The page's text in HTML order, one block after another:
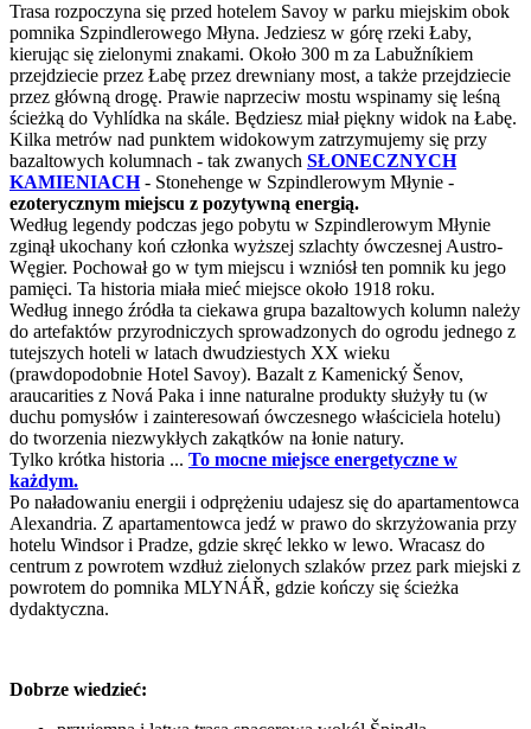
Trasa rozpoczyna się przed hotelem Savoy w parku miejskim obok
pomnika Szpindlerowego Młyna. Jedziesz w górę rzeki Łaby,
kierując się zielonymi znakami. Około 300 m za Labužníkiem
przejdziecie przez Łabę przez drewniany most, a także przejdziecie
przez główną drogę. Prawie naprzeciw mostu wspinamy się leśną
ścieżką do Vyhlídka na skále. Będziesz miał piękny widok na Łabę.
Kilka metrów nad punktem widokowym zatrzymujemy się przy
bazaltowych kolumnach - tak zwanych SŁONECZNYCH
KAMIENIACH- Stonehenge w Szpindlerowym Młynie -
ezoterycznym miejscu z pozytywną energią.
Według legendy podczas jego pobytu w Szpindlerowym Młynie
zginął ukochany koń członka wyższej szlachty ówczesnej Austro-
Węgier. Pochował go w tym miejscu i wzniósł ten pomnik ku jego
pamięci. Ta historia miała mieć miejsce około 1918 roku.
Według innego źródła ta ciekawa grupa bazaltowych kolumn należy
do artefaktów przyrodniczych sprowadzonych do ogrodu jednego z
tutejszych hoteli w latach dwudziestych XX wieku
(prawdopodobnie Hotel Savoy). Bazalt z Kamenický Šenov,
araucarities z Nová Paka i inne naturalne produkty służyły tu (w
duchu pomysłów i zainteresowań ówczesnego właściciela hotelu)
do tworzenia niezwykłych zakątków na łonie natury.
Tylko krótka historia ... To mocne miejsce energetyczne w
każdym.
Po naładowaniu energii i odprężeniu udajesz się do apartamentowca
Alexandria. Z apartamentowca jedź w prawo do skrzyżowania przy
hotelu Windsor i Pradze, gdzie skręć lekko w lewo. Wracasz do
centrum z powrotem wzdłuż zielonych szlaków przez park miejski z
powrotem do pomnika MLYNÁŘ, gdzie kończy się ścieżka
dydaktyczna.
Dobrze wiedzieć: